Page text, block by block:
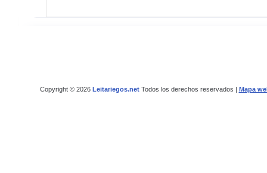
Copyright © 2026 Leitariegos.netTodos los derechos reservados | Mapa